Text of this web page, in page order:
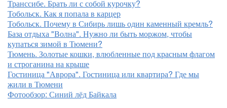
Транссибе. Брать ли с собой курочку?
Тобольск. Как я попала в карцер
Тобольск. Почему в Сибирь лишь один каменный кремль?
База отдыха "Волна". Нужно ли быть моржом, чтобы
купаться зимой в Тюмени?
Тюмень. Золотые кошки, влюбленные под красным флагом
и строганина на крыше
Гостиница "Аврора". Гостиница или квартира? Где мы
жили в Тюмени
Фотообзор: Синий лёд Байкала